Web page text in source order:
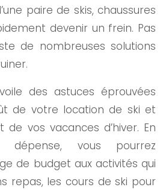
paire de skis, chaussures
devenir un frein. Pas
de nombreuses solutions
des astuces éprouvées
de votre location de ski et
vos vacances d’hiver. En
dépense, vous pourrez
de budget aux activités qui
repas, les cours de ski pour